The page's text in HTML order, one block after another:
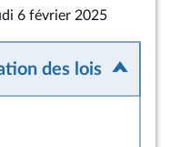
6 février 2025
des lois